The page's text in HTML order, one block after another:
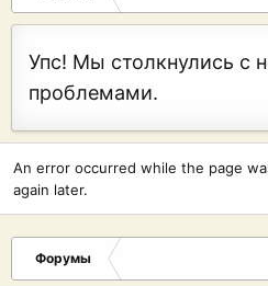
Упс! Мы столкнулись с
проблемами.
An error occurred while the page
again later.
Форумы